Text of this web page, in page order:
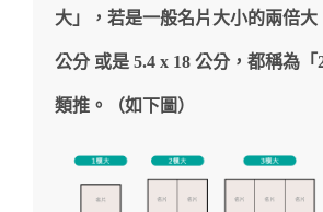
大」，若是一般名片大小的兩倍大
公分 或是 5.4 x 18 公分，都稱為
類推。（如下圖）